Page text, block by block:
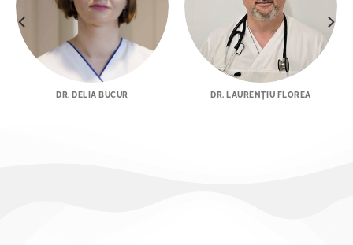
DR. DELIA BUCUR DR. LAURENȚIU FLOREA